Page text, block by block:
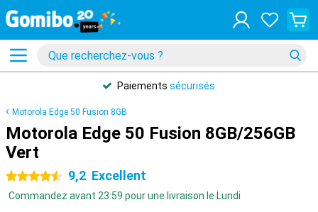
Paiements sécurisés
Motorola Edge 50 Fusion 8GB
Motorola Edge 50 Fusion 8GB/256GB
Vert
4.5 étoiles 9,2 Excellent
Commandez avant 23:59 pour une livraison le Lundi